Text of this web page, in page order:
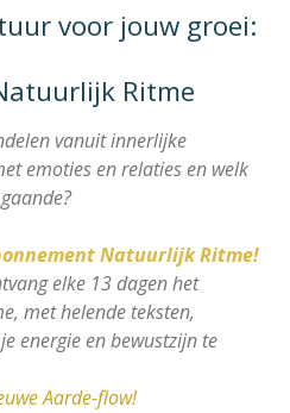
voor jouw groei:
Ritme
vanuit innerlijke
emoties en relaties en welk
Natuurlijk Ritme!
elke 13 dagen het
met helende teksten,
energie en bewustzijn te
Aarde-flow!